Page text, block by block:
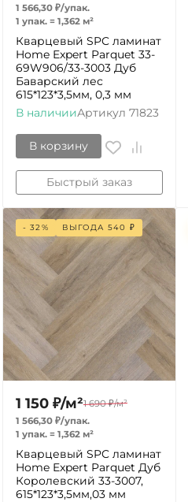
1 566,30 ₽/упак.
1 упак. = 1,362 м²
Кварцевый SPC ламинат
Home Expert Parquet 33-
69W906/33-3003 Дуб
Баварский лес
615*123*3,5мм, 0,3 мм
В наличииАртикул 71823
В корзину
Быстрый заказ
- 32% ВЫГОДА 540 ₽
1 150 ₽/м²1 690 ₽/м²
1 566,30 ₽/упак.
1 упак. = 1,362 м²
Кварцевый SPC ламинат
Home Expert Parquet Дуб
Королевский 33-3007,
615*123*3,5мм,03 мм